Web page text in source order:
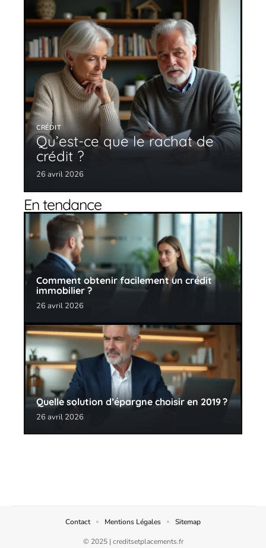
CRÉDIT
Qu’est-ce que le rachat de
crédit ?
26 avril 2026
En tendance
Comment obtenir facilement un crédit
immobilier ?
26 avril 2026
Quelle solution d’épargne choisir en 2019 ?
26 avril 2026
© 2025 | creditsetplacements.fr
Contact Mentions Légales Sitemap